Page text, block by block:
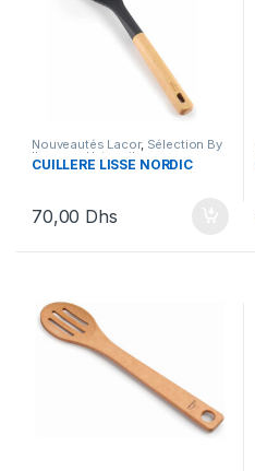
Nouveautés Lacor, Sélection By
Ihssane,Ustensiles
CUILLERE LISSE NORDIC
70,00 Dhs